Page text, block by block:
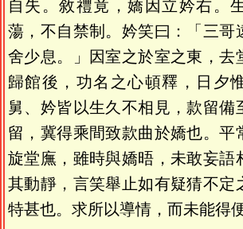
自失。敘禮竟，嬌因立妗右。
蕩，不自禁制。妗笑曰：「三哥
舍少息。」因室之於室之東，去
歸館後，功名之心頓釋，日夕
舅、妗皆以生久不相見，款留備
留，冀得乘間致款曲於嬌也。平
旋堂廡，雖時與嬌晤，未敢妄語
其動靜，言笑舉止如有疑猜不定
特甚也。求所以導情，而未能得便